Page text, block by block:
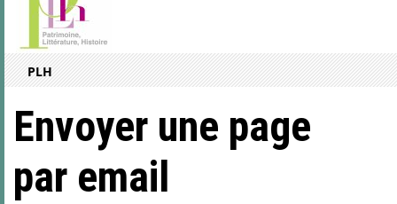
PLH
Envoyer une page
par email